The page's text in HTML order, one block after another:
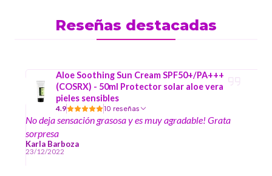
Reseñas destacadas
Aloe Soothing Sun Cream SPF50+/PA+++
(COSRX) - 50ml Protector solar aloe vera
pieles sensibles
4.9 10 reseñas
No deja sensación grasosa y es muy agradable! Grata
sorpresa
Karla Barboza
23/12/2022